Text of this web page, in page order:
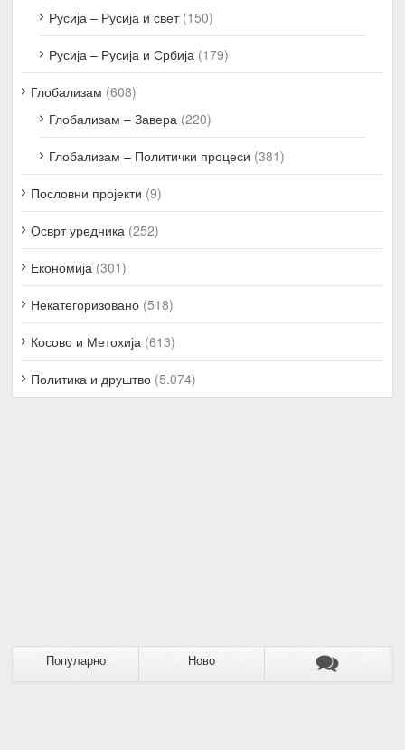
Русија – Русија и свет(150)
Русија – Русија и Србија (179)
Глобализам (608)
Глобализам – Завера (220)
Глобализам – Политички процеси (381)
Пословни пројекти (9)
Осврт уредника (252)
Економија (301)
Некатегоризовано (518)
Косово и Метохија (613)
Политика и друштво (5.074)
Популарно Ново